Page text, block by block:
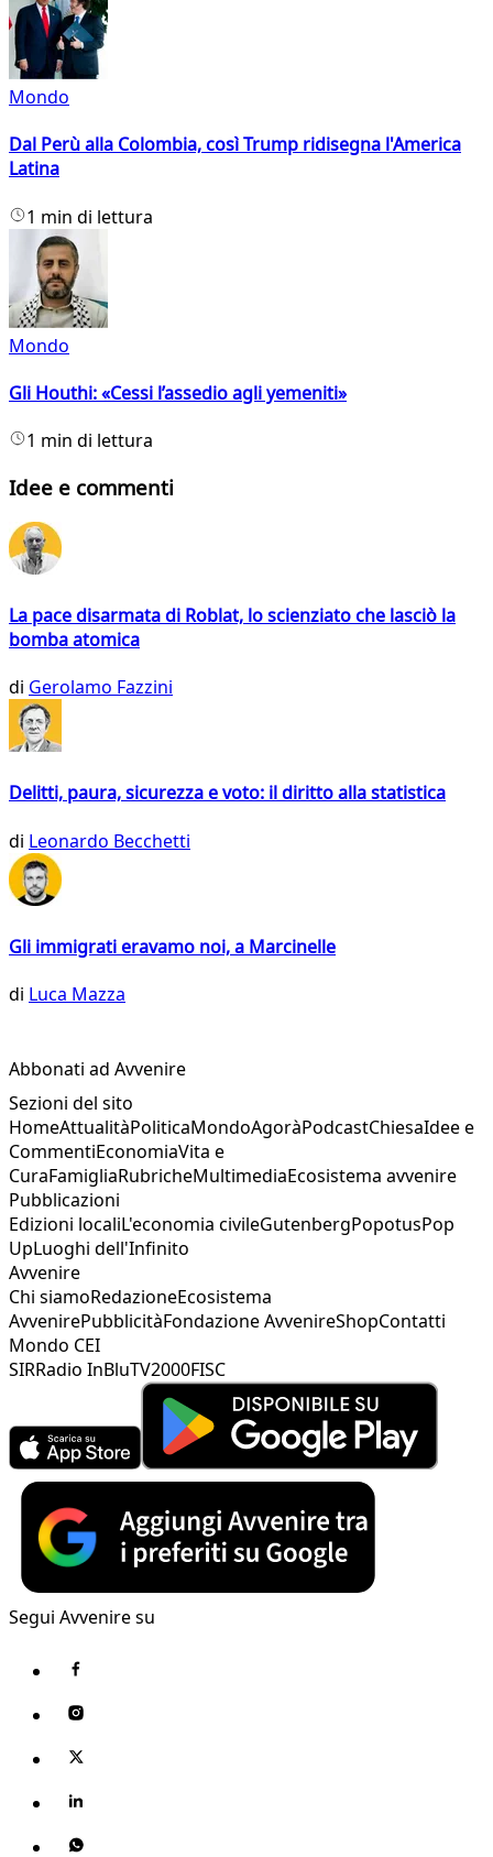
Mondo
Dal Perù alla Colombia, così Trump ridisegna l'America
Latina
1 min di lettura
Mondo
Gli Houthi: «Cessi l’assedio agli yemeniti»
1 min di lettura
Idee e commenti
La pace disarmata di Roblat, lo scienziato che lasciò la
bomba atomica
di Gerolamo Fazzini
Delitti, paura, sicurezza e voto: il diritto alla statistica
di Leonardo Becchetti
Gli immigrati eravamo noi, a Marcinelle
di Luca Mazza
Abbonati ad Avvenire
Sezioni del sito
HomeAttualitàPoliticaMondoAgoràPodcastChiesaIdee e
CommentiEconomiaVita e
CuraFamigliaRubricheMultimediaEcosistema avvenire
Pubblicazioni
Edizioni localiL'economia civileGutenbergPopotusPop
UpLuoghi dell'Infinito
Avvenire
Chi siamoRedazioneEcosistema
AvvenirePubblicitàFondazione AvvenireShopContatti
Mondo CEI
SIRRadio InBluTV2000FISC
Segui Avvenire su